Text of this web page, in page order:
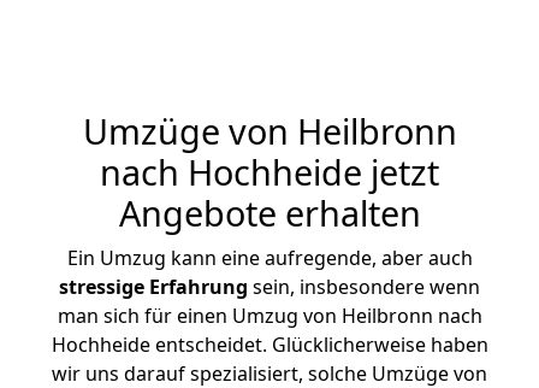
Umzüge von Heilbronn
nach Hochheide jetzt
Angebote erhalten
Ein Umzug kann eine aufregende, aber auch
stressige Erfahrung sein, insbesondere wenn
man sich für einen Umzug von Heilbronn nach
Hochheide entscheidet. Glücklicherweise haben
wir uns darauf spezialisiert, solche Umzüge von